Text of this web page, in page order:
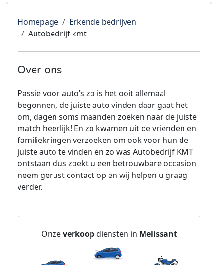
Homepage
Erkende bedrijven
Autobedrijf kmt
Over ons
Passie voor auto’s zo is het ooit allemaal
begonnen, de juiste auto vinden daar gaat het
om, dagen soms maanden zoeken naar de juiste
match heerlijk! En zo kwamen uit de vrienden en
familiekringen verzoeken om ook voor hun de
juiste auto te vinden en zo was Autobedrijf KMT
ontstaan dus zoekt u een betrouwbare occasion
neem gerust contact op en wij helpen u graag
verder.
Onzeverkoopdiensten in Melissant